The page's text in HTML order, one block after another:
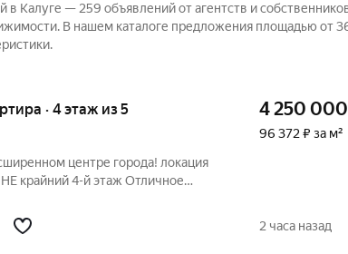
Калуге — 259 объявлений от агентств и
В нашем каталоге предложения площадью от
· 4 этаж из 5
центре города! локация
в нескольких шагах:
4 250 000
96 372 ₽ за м²
2 часа назад